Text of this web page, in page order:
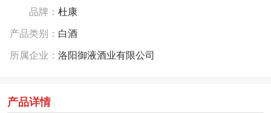
品牌： 杜康
产品类别： 白酒
所属企业： 洛阳御液酒业有限公司
产品详情